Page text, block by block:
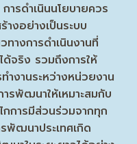
ารดำเนินนโยบายควร
างอย่างเป็นระบบ
างการดำเนินงานที่
ด้จริง รวมถึงการให้
งานระหว่างหน่วยงาน
รพัฒนาให้เหมาะสมกับ
การมีส่วนร่วมจากทุก
พัฒนาประเทศเกิด